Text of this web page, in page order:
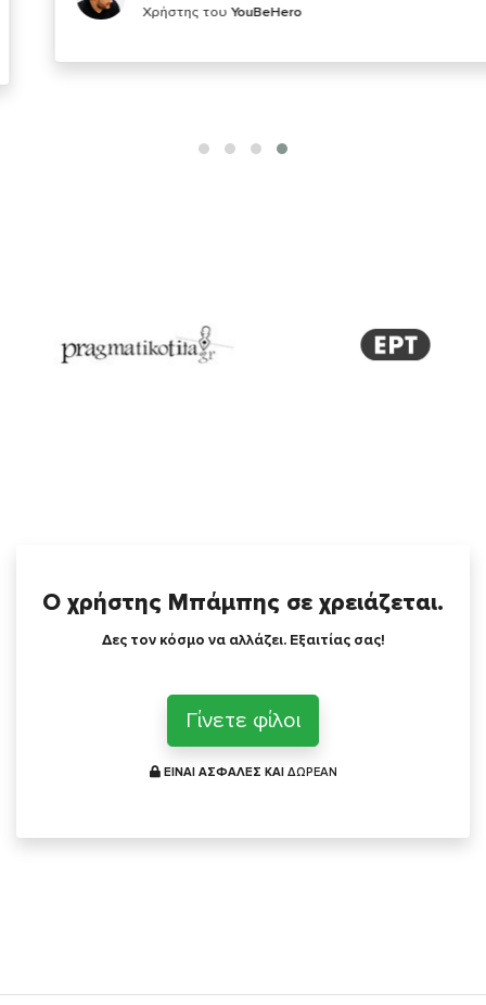
Χρήστης τουYouBeHero
Ο χρήστης Μπάμπης σε χρειάζεται.
Δες τον κόσμο να αλλάζει. Εξαιτίας σας!
Γίνετε φίλοι
ΕΙΝΑΙ ΑΣΦΑΛΕΣ ΚΑΙ ΔΩΡΕΑΝ